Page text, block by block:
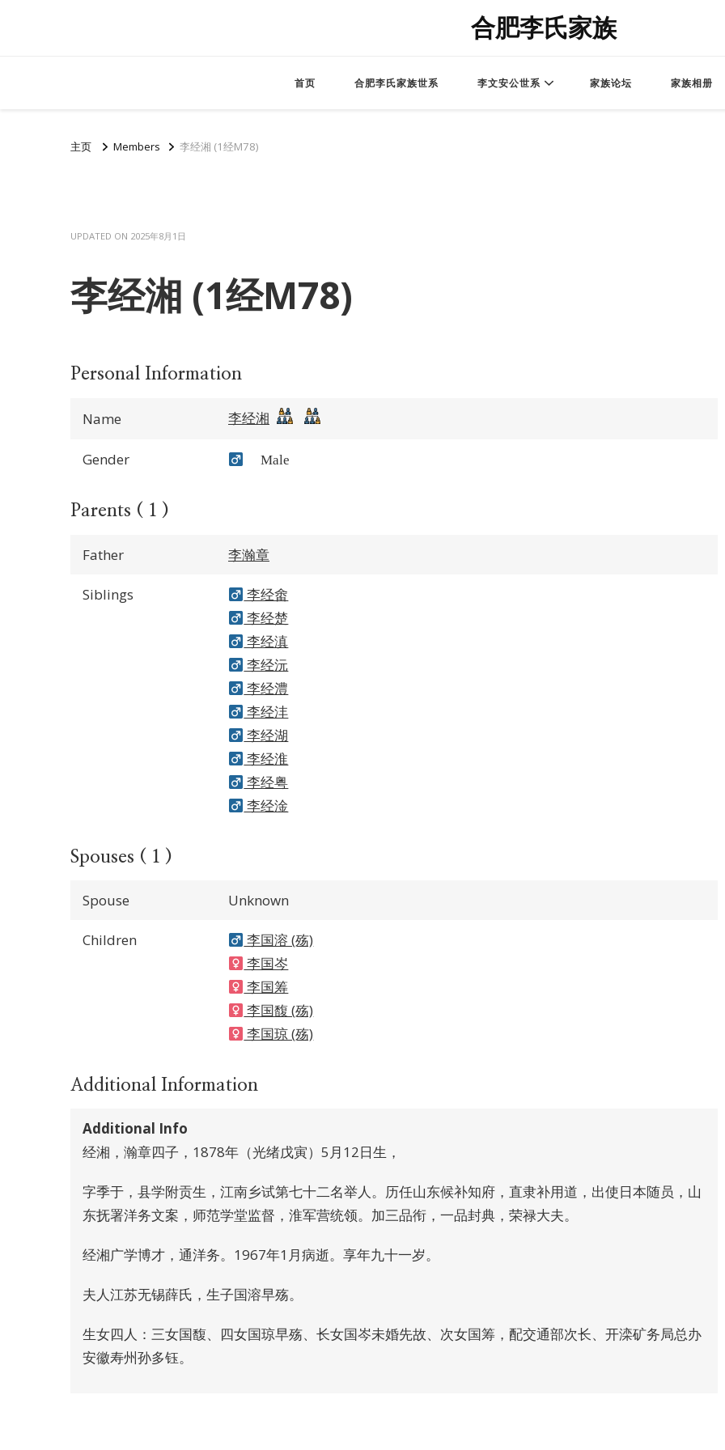
合肥李氏家族
首页 合肥李氏家族世系 李文安公世系 家族论坛 家族相册
主页 Members 李经湘 (1经M78)
UPDATED ON 2025年8月1日
李经湘 (1经M78)
Personal Information
Name 李经湘
Gender Male
Parents ( 1 )
Father 李瀚章
Siblings
李经畬
李经楚
李经滇
李经沅
李经澧
李经沣
李经湖
李经淮
李经粤
李经淦
Spouses ( 1 )
Spouse Unknown
Children
李国溶 (殇)
李国岑
李国筹
李国馥 (殇)
李国琼 (殇)
Additional Information
Additional Info
经湘，瀚章四子，1878年（光绪戊寅）5月12日生，
字季于，县学附贡生，江南乡试第七十二名举人。历任山东候补知府，直隶补用道，出使日本随员，山
东抚署洋务文案，师范学堂监督，淮军营统领。加三品衔，一品封典，荣禄大夫。
经湘广学博才，通洋务。1967年1月病逝。享年九十一岁。
夫人江苏无锡薛氏，生子国溶早殇。
生女四人：三女国馥、四女国琼早殇、长女国岑未婚先故、次女国筹，配交通部次长、开滦矿务局总办
安徽寿州孙多钰。